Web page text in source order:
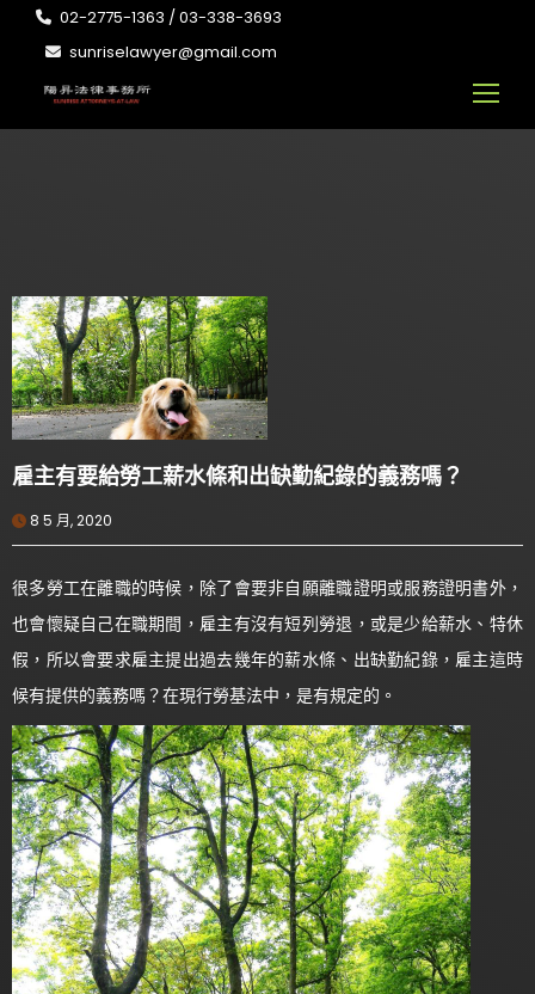
02-2775-1363 / 03-338-3693
sunriselawyer@gmail.com
雇主有要給勞工薪水條和出缺勤紀錄的義務嗎？
8 5 月, 2020
很多勞工在離職的時候，除了會要非自願離職證明或服務證明書外，
也會懷疑自己在職期間，雇主有沒有短列勞退，或是少給薪水、特休
假，所以會要求雇主提出過去幾年的薪水條、出缺勤紀錄，雇主這時
候有提供的義務嗎？在現行勞基法中，是有規定的。